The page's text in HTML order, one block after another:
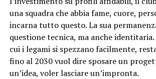
una squadra che abbia fame, cuore,
incarna tutto questo. La sua
questione tecnica, ma anche
cui i legami si spezzano facilmente,
fino al 2030 vuol dire sposare un
un’idea, voler lasciare un’impronta.